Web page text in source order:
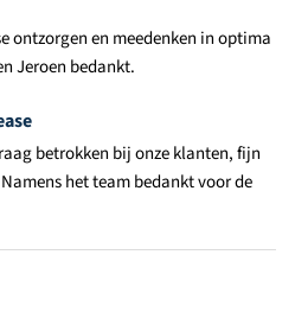
ontzorgen en meedenken in optima
Jeroen bedankt.
betrokken bij onze klanten, fijn
het team bedankt voor de